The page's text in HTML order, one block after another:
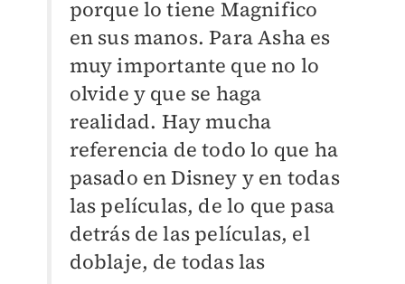
porque lo tiene Magnifico
en sus manos. Para Asha es
muy importante que no lo
olvide y que se haga
realidad. Hay mucha
referencia de todo lo que ha
pasado en Disney y en todas
las películas, de lo que pasa
detrás de las películas, el
doblaje, de todas las